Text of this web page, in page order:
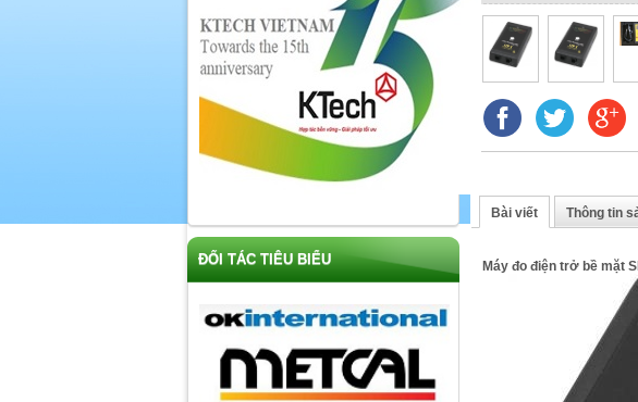
Bài viết Thông tin
Máy đo điện trở bề mặt
ĐỐI TÁC TIÊU BIỂU